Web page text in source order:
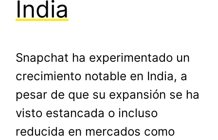
India
Snapchat ha experimentado un
crecimiento notable en India, a
pesar de que su expansión se ha
visto estancada o incluso
reducida en mercados como